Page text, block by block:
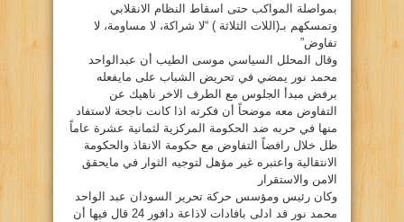
بمواصلة المواكب حتى اسقاط النظام الانقلابي
وتمسكهم بـ(اللات الثلاثة ) “لا شراكة، لا مساومة، لا
تفاوض”
وقال المحلل السياسي موسى الطيب أن عبدالواحد
محمد نور يمضي في تحريض الشباب على مايفعله
برفض مبدأ الجلوس مع الطرف الاخر ناهيك عن
التفاوض معه موضحاً أن فكرته اذا كانت ناجحة لاستفاد
منها في حربه ضد الحكومة المركزية لثمانية عشرة عاماً
ظل خلال رافضاً التفاوض مع حكومة الانقاذ والحكومة
الانتقالية واعتبره غير مؤهل لتوجيه الثوار في مايحقق
الامن والاستقرار
وكان رئيس ومؤسس حركة تحرير السودان عبد الواحد
محمد نور قد ادلى بافادات لاذاعة دافور 24 قال فيها أن